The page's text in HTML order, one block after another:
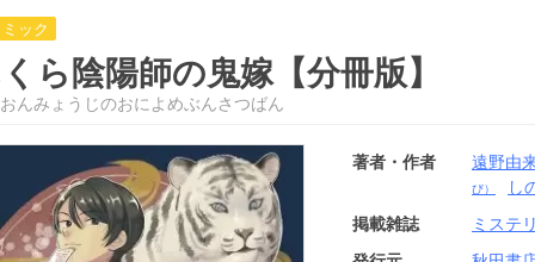
ック
ら陰陽師の鬼嫁【分冊版】
んみょうじのおによめぶんさつばん
著者・作者 遠野由
び）
し
掲載雑誌
ミステ